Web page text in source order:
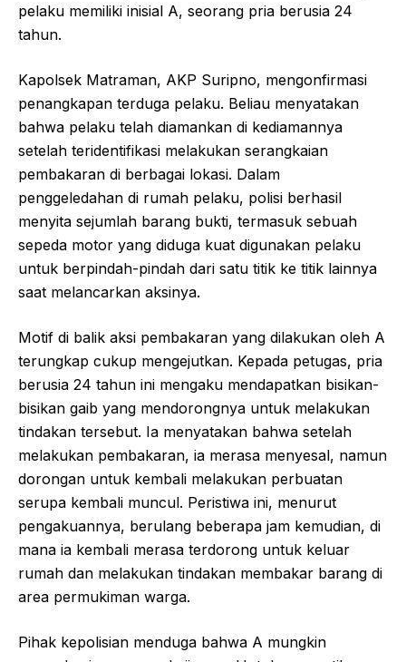
pelaku memiliki inisial A, seorang pria berusia 24
tahun.
Kapolsek Matraman, AKP Suripno, mengonfirmasi
penangkapan terduga pelaku. Beliau menyatakan
bahwa pelaku telah diamankan di kediamannya
setelah teridentifikasi melakukan serangkaian
pembakaran di berbagai lokasi. Dalam
penggeledahan di rumah pelaku, polisi berhasil
menyita sejumlah barang bukti, termasuk sebuah
sepeda motor yang diduga kuat digunakan pelaku
untuk berpindah-pindah dari satu titik ke titik lainnya
saat melancarkan aksinya.
Motif di balik aksi pembakaran yang dilakukan oleh A
terungkap cukup mengejutkan. Kepada petugas, pria
berusia 24 tahun ini mengaku mendapatkan bisikan-
bisikan gaib yang mendorongnya untuk melakukan
tindakan tersebut. Ia menyatakan bahwa setelah
melakukan pembakaran, ia merasa menyesal, namun
dorongan untuk kembali melakukan perbuatan
serupa kembali muncul. Peristiwa ini, menurut
pengakuannya, berulang beberapa jam kemudian, di
mana ia kembali merasa terdorong untuk keluar
rumah dan melakukan tindakan membakar barang di
area permukiman warga.
Pihak kepolisian menduga bahwa A mungkin